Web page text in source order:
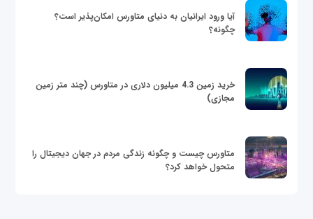
آیا ورود ایرانیان به دنیای متاورس امکان‌پذیر است؟
چگونه؟
خرید زمین 4.3 میلیون دلاری در متاورس (چند متر زمین
مجازی)
متاورس چیست و چگونه زندگی مردم در جهان دیجیتال را
متحول خواهد کرد؟